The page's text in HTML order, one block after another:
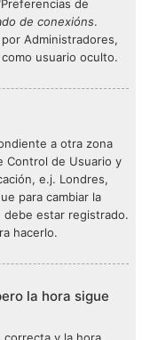
de
de conexións.
Administradores,
usuario oculto.
a otra zona
Control de Usuario y
e.j. Londres,
para cambiar la
debe estar registrado.
hacerlo.
la hora sigue